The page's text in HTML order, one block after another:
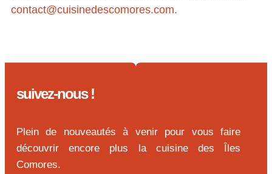
contact@cuisinedescomores.com.
suivez-nous !
Plein de nouveautés à venir pour vous faire
découvrir encore plus la cuisine des Îles
Comores.